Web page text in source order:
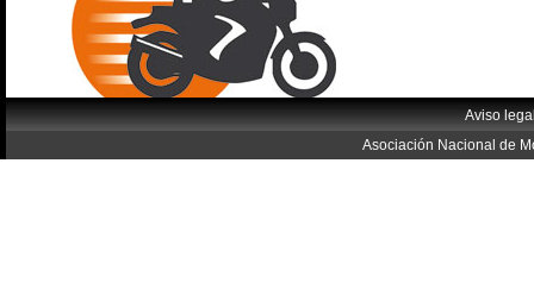
Aviso
Asociación Nacional de